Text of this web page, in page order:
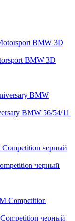
BMW 3D
BMW 56/54/11
черный
черный